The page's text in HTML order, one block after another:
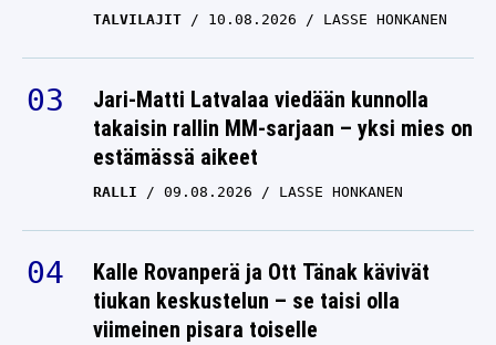
TALVILAJIT 10.08.2026 LASSE HONKANEN
Jari-Matti Latvalaa viedään kunnolla
takaisin rallin MM-sarjaan – yksi mies on
estämässä aikeet
RALLI 09.08.2026 LASSE HONKANEN
Kalle Rovanperä ja Ott Tänak kävivät
tiukan keskustelun – se taisi olla
viimeinen pisara toiselle